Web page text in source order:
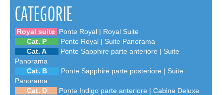
CATEGORIE
Royal suite Ponte Royal | Royal Suite
Cat. P
Ponte Royal | Suite Panorama
Cat. A
Ponte Sapphire parte anteriore | Suite
Panorama
Cat. B
Ponte Sapphire parte posteriore | Suite
Panorama
Cat. D
Ponte Indigo parte anteriore | Cabine Deluxe